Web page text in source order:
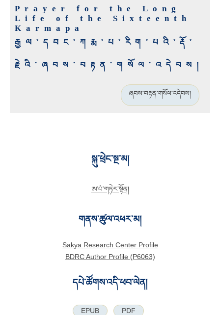
Prayer for the Long
Life of the Sixteenth
Karmapa
རྒྱལ་དབང་ཀརྨ་པ་རིག་པའི་རྡོ་
རྗེའི་ཞབས་བརྟན་གསོལ་འདེབས།
ཞབས་བརྟན་གསོལ་འདེབས།
སྐུ་ཕྲེང་སྔ་མ།
ཨ་པཾ་གཏེར་སྟོན།
གནས་ཚུལ་འཕར་མ།
Sakya Research Center Profile
BDRC Author Profile (P6063)
དཔེ་ཚོགས་འདི་ཕབ་ལེན།
EPUB PDF